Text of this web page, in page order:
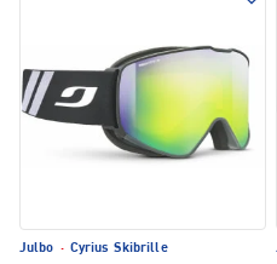
Julbo · Cyrius Skibrille